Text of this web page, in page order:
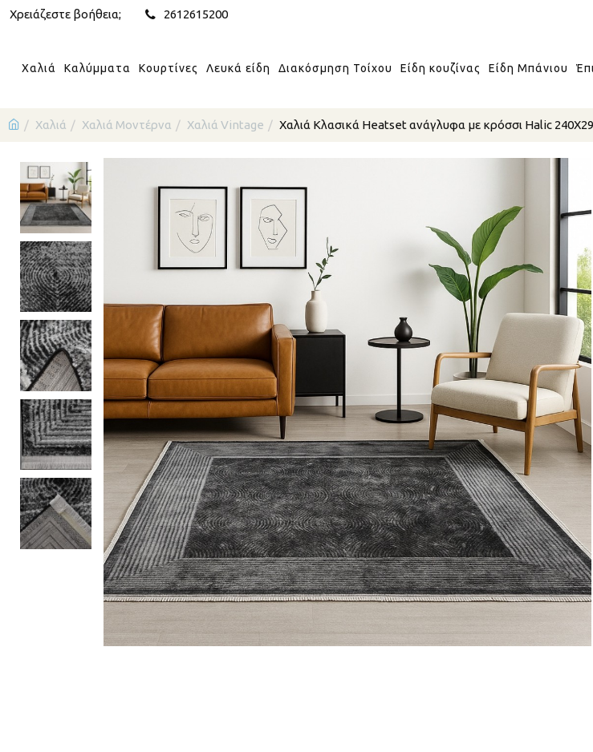
Χρειάζεστε βοήθεια; 2612615200
Χαλιά Καλύμματα Κουρτίνες Λευκά είδη Διακόσμηση Τοίχου Είδη κουζίνας Είδη Μπάνιου
Χαλιά Χαλιά Μοντέρνα Χαλιά Vintage Χαλιά Κλασικά Heatset ανάγλυφα με κρόσσι Halic